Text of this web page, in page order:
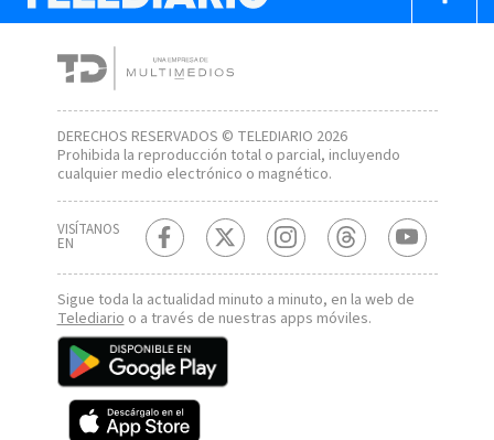
DERECHOS RESERVADOS © TELEDIARIO 2026
Prohibida la reproducción total o parcial, incluyendo
cualquier medio electrónico o magnético.
VISÍTANOS
EN
Sigue toda la actualidad minuto a minuto, en la web de
Telediario o a través de nuestras apps móviles.